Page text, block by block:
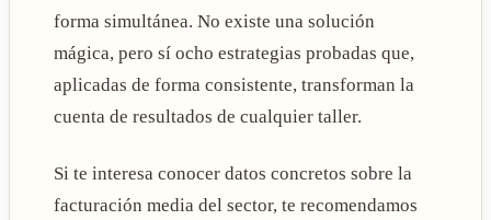
forma simultánea. No existe una solución
mágica, pero sí ocho estrategias probadas que,
aplicadas de forma consistente, transforman la
cuenta de resultados de cualquier taller.
Si te interesa conocer datos concretos sobre la
facturación media del sector, te recomendamos